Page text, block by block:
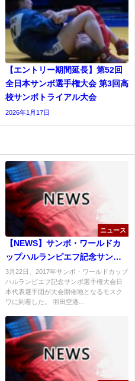
【エントリー期間延長】第52回
全日本サンボ選手権大会 第3回高
校サンボトライアル大会
2026年1月17日
ニュース
【NEWS】サンボ・ワールドカ
ップハルランピエフ記念サンボ
選手権大会大会前日情報
3月22日、2017年サンボ・ワールドカップ
ハルランピエフ記念サンボ選手権大会日
本代表選手団が大会開催地となるモスク
ワに到着した。 羽田空港...